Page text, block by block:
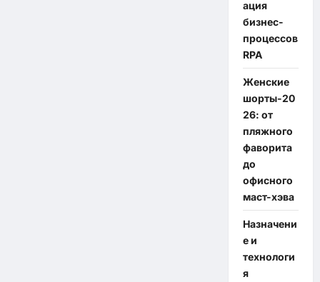
ация
бизнес-
процессов
RPA
Женские
шорты-20
26: от
пляжного
фаворита
до
офисного
маст-хэва
Назначени
е и
технологи
я